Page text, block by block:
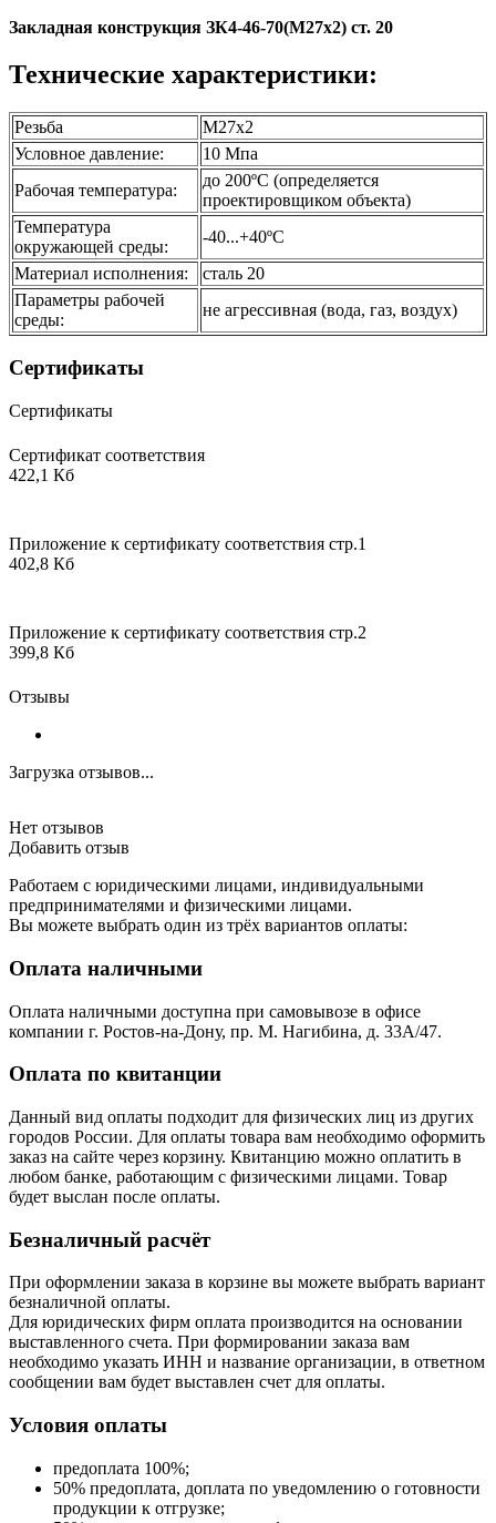
Закладная конструкция ЗК4-46-70(М27х2) ст. 20
Технические характеристики:
Резьба
М27х2
Условное давление:
10 Мпа
Рабочая температура:
до 200ºС (определяется
проектировщиком объекта)
Температура
окружающей среды:
-40...+40ºС
Материал исполнения:
сталь 20
Параметры рабочей
среды:
не агрессивная (вода, газ, воздух)
Сертификаты
Сертификаты
Сертификат соответствия
422,1 Кб
Приложение к сертификату соответствия стр.1
402,8 Кб
Приложение к сертификату соответствия стр.2
399,8 Кб
Отзывы
Загрузка отзывов...
Нет отзывов
Добавить отзыв
Работаем с юридическими лицами, индивидуальными
предпринимателями и физическими лицами.
Вы можете выбрать один из трёх вариантов оплаты:
Оплата наличными
Оплата наличными доступна при самовывозе в офисе
компании г. Ростов-на-Дону, пр. М. Нагибина, д. 33А/47.
Оплата по квитанции
Данный вид оплаты подходит для физических лиц из других
городов России. Для оплаты товара вам необходимо оформить
заказ на сайте через корзину. Квитанцию можно оплатить в
любом банке, работающим с физическими лицами. Товар
будет выслан после оплаты.
Безналичный расчёт
При оформлении заказа в корзине вы можете выбрать вариант
безналичной оплаты.
Для юридических фирм оплата производится на основании
выставленного счета. При формировании заказа вам
необходимо указать ИНН и название организации, в ответном
сообщении вам будет выставлен счет для оплаты.
Условия оплаты
предоплата 100%;
50% предоплата, доплата по уведомлению о готовности
продукции к отгрузке;